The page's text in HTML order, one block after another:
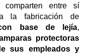
entre sí
la fabricación de
base de lejía,
protectoras
sus empleados y